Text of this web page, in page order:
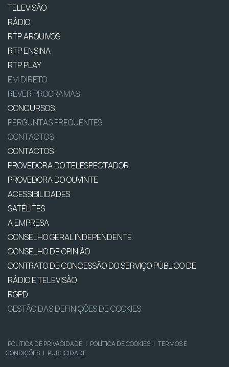
TELEVISÃO
RÁDIO
RTP ARQUIVOS
RTP ENSINA
RTP PLAY
EM DIRETO
REVER PROGRAMAS
CONCURSOS
PERGUNTAS FREQUENTES
CONTACTOS
CONTACTOS
PROVEDORA DO TELESPECTADOR
PROVEDORA DO OUVINTE
ACESSIBILIDADES
SATÉLITES
A EMPRESA
CONSELHO GERAL INDEPENDENTE
CONSELHO DE OPINIÃO
CONTRATO DE CONCESSÃO DO SERVIÇO PÚBLICO DE
RÁDIO E TELEVISÃO
RGPD
GESTÃO DAS DEFINIÇÕES DE COOKIES
POLÍTICA DE PRIVACIDADE | POLÍTICA DE COOKIES | TERMOS E
CONDIÇÕES | PUBLICIDADE